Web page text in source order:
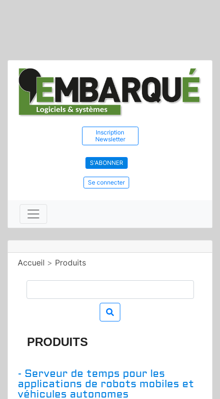
Inscription
Newsletter
S'ABONNER
Se connecter
Accueil > Produits
PRODUITS
- Serveur de temps pour les
applications de robots mobiles et
véhicules autonomes